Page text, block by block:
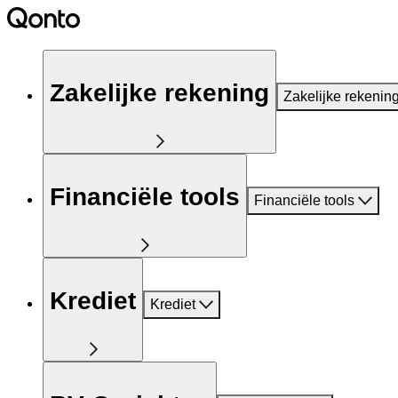
Zakelijke rekening Zakelijke
Financiële tools Financiële tools
Krediet Krediet